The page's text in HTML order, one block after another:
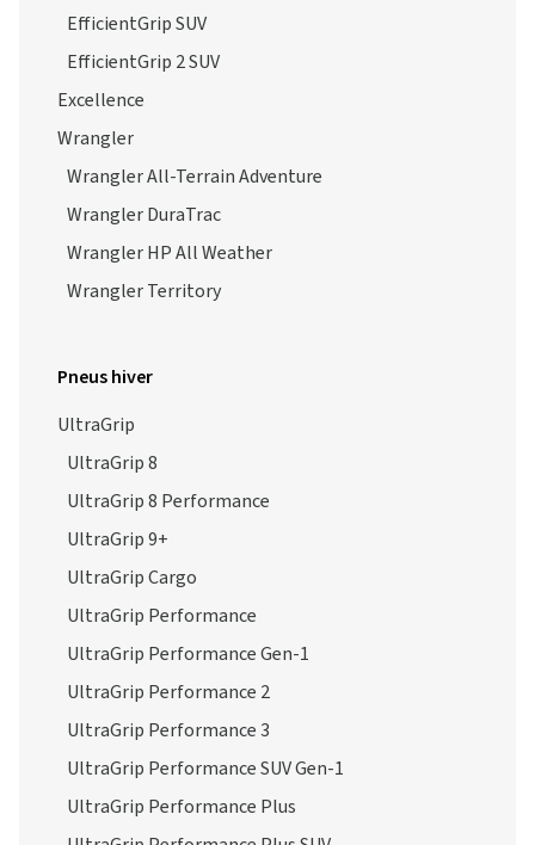
EfficientGrip SUV
EfficientGrip 2 SUV
Excellence
Wrangler
Wrangler All-Terrain Adventure
Wrangler DuraTrac
Wrangler HP All Weather
Wrangler Territory
Pneus hiver
UltraGrip
UltraGrip 8
UltraGrip 8 Performance
UltraGrip 9+
UltraGrip Cargo
UltraGrip Performance
UltraGrip Performance Gen-1
UltraGrip Performance 2
UltraGrip Performance 3
UltraGrip Performance SUV Gen-1
UltraGrip Performance Plus